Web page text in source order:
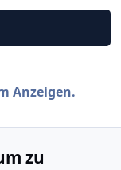
Anzeigen.
zu